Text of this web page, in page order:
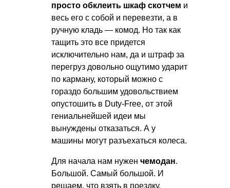
просто обклеить шкаф скотчем и
весь его с собой и перевезти, а в
ручную кладь — комод. Но так как
тащить это все придется
исключительно нам, да и штраф за
перегруз довольно ощутимо ударит
по карману, который можно с
гораздо большим удовольствием
опустошить в Duty-Free, от этой
гениальнейшей идеи мы
вынуждены отказаться. А у
машины могут разъехаться колеса.
Для начала нам нужен чемодан.
Большой. Самый большой. И
решаем, что взять в поездку.